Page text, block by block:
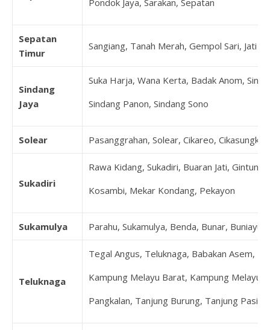
Pondok Jaya, Sarakan, Sepatan
Sepatan
Timur
Sangiang, Tanah Merah, Gempol Sari, Jati
Sindang
Jaya
Suka Harja, Wana Kerta, Badak Anom,
Sindang Panon, Sindang Sono
Solear Pasanggrahan, Solear, Cikareo,
Sukadiri
Rawa Kidang, Sukadiri, Buaran Jati,
Kosambi, Mekar Kondang, Pekayon
Sukamulya Parahu, Sukamulya, Benda, Bunar,
Teluknaga
Tegal Angus, Teluknaga, Babakan Asem,
Kampung Melayu Barat, Kampung Melayu
Pangkalan, Tanjung Burung, Tanjung Pasir